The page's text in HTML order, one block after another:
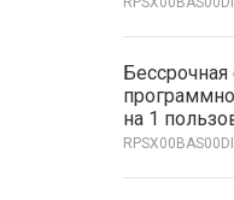
Бессрочная
на 1